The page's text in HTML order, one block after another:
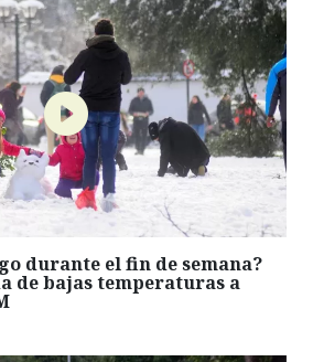
durante el fin de semana?
de bajas temperaturas a